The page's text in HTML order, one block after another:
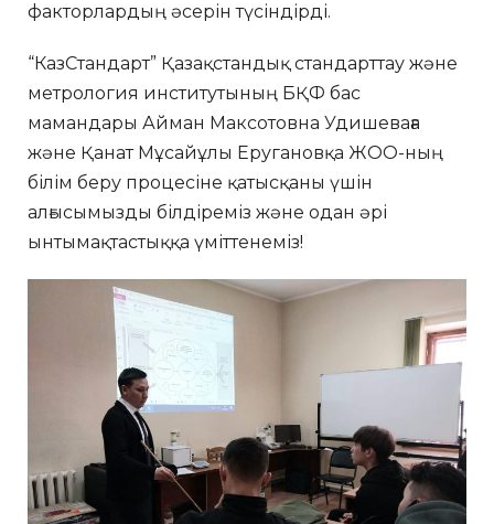
факторлардың әсерін түсіндірді.
“КазСтандарт” Қазақстандық стандарттау және
метрология институтының БҚФ бас
мамандары Айман Максотовна Удишеваға
және Қанат Мұсайұлы Еругановқа ЖОО-ның
білім беру процесіне қатысқаны үшін
алғысымызды білдіреміз және одан әрі
ынтымақтастыққа үміттенеміз!